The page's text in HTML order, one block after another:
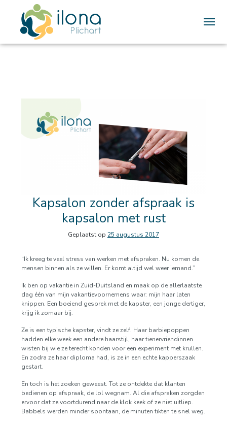
Kapsalon zonder afspraak is
kapsalon met rust
Geplaatst op 25 augustus 2017
“Ik kreeg te veel stress van werken met afspraken. Nu komen de
mensen binnen als ze willen. Er komt altijd wel weer iemand.”
Ik ben op vakantie in Zuid-Duitsland en maak op de allerlaatste
dag één van mijn vakantievoornemens waar: mijn haar laten
knippen. Een boeiend gesprek met de kapster, een jonge dertiger,
krijg ik zomaar bij.
Ze is een typische kapster, vindt ze zelf. Haar barbiepoppen
hadden elke week een andere haarstijl, haar tienervriendinnen
wisten bij wie ze terecht konden voor een experiment met krullen.
En zodra ze haar diploma had, is ze in een echte kapperszaak
gestart.
En toch is het zoeken geweest. Tot ze ontdekte dat klanten
bedienen op afspraak, de lol wegnam. Al die afspraken zorgden
ervoor dat ze voortdurend naar de klok keek of ze niet uitliep.
Babbels werden minder spontaan, de minuten tikten te snel weg.